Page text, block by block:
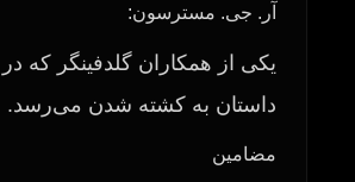
آر. جی. مسترسون:
یکی از همکاران گلدفینگر که
داستان به کشته شدن می‌رسد.
مضامین